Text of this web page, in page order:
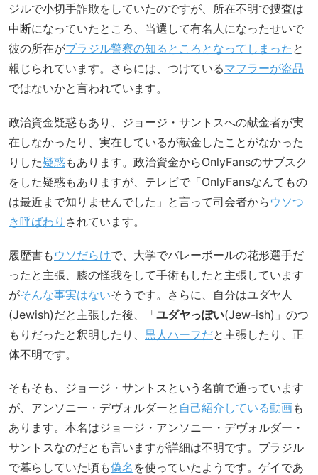
ジルで小切手詐欺をしていたのですが、所在不明で捜査は
中断になっていたところ、当選して有名人になったせいで
彼の所在がブラジル警察の知るところとなってしまった と
報じられています。さらには、つけているマフラーが盗品
ではないかと言われています。
政治資金疑惑もあり、ジョージ・サントスへの献金者が実
在しなかったり、実在しているが献金したことがなかった
りした疑惑もあります。政治資金からOnlyFansのサブスク
をした疑惑もありますが、テレビで「OnlyFansなんてもの
は最近まで知りませんでした」と言って司会者から ウソつ
き呼ばわり されています。
履歴書も ウソだらけで、大学でバレーボールの花形選手だ
ったと主張、膝の怪我をして手術もしたと主張しています
がそんな事実はないそうです。さらに、自分はユダヤ人
(Jewish)だと主張した後、「ユダヤっぽい(Jew-ish)」のつ
もりだったと釈明したり、 黒人ハーフだと主張したり、正
体不明です。
そもそも、ジョージ・サントスという名前で通っています
が、アンソニー・デヴォルダーと 自己紹介している動画も
あります。本名はジョージ・アンソニー・デヴォルダー・
サントスなのだとも言いますが詳細は不明です。ブラジル
で暮らしていた頃も偽名 を使っていたようです。ゲイであ